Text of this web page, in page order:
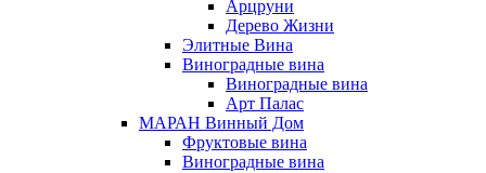
Арцруни
Дерево Жизни
Элитные Вина
Виноградные вина
Виноградные вина
Арт Палас
МАРАН Винный Дом
Фруктовые вина
Виноградные вина